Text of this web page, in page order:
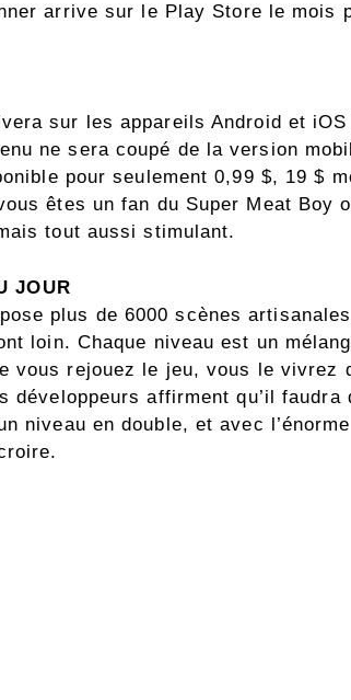
arrive sur le Play Store le mois
sur les appareils Android et
ne sera coupé de la version
pour seulement 0,99 $, 19 $
êtes un fan du Super Meat Boy
tout aussi stimulant.
JOUR
plus de 6000 scènes
loin. Chaque niveau est un
vous rejouez le jeu, vous le vivrez
affirment qu’il faudra
niveau en double, et avec